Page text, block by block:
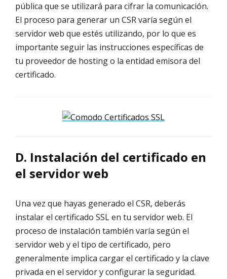
pública que se utilizará para cifrar la comunicación.
El proceso para generar un CSR varía según el
servidor web que estés utilizando, por lo que es
importante seguir las instrucciones específicas de
tu proveedor de hosting o la entidad emisora del
certificado.
D. Instalación del certificado en
el servidor web
Una vez que hayas generado el CSR, deberás
instalar el certificado SSL en tu servidor web. El
proceso de instalación también varía según el
servidor web y el tipo de certificado, pero
generalmente implica cargar el certificado y la clave
privada en el servidor y configurar la seguridad.